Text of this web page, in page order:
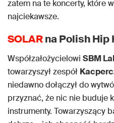
zatem na te koncerty, które
najciekawsze.
SOLARna Polish Hip
Współzałożycielowi SBM
towarzyszył zespół
niedawno dołączył do
przyznać, że nic nie buduje
instrumenty. Towarzyszący